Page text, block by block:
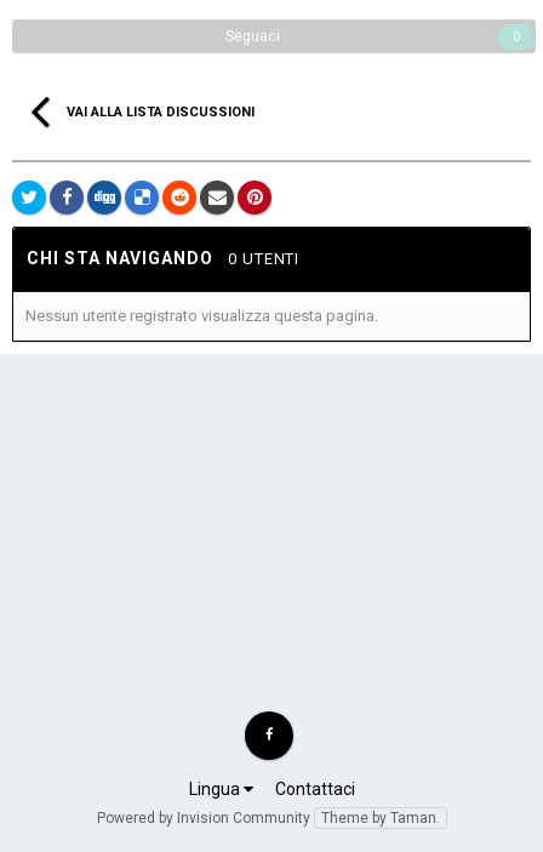
Seguaci 0
VAI ALLA LISTA DISCUSSIONI
CHI STA NAVIGANDO 0 UTENTI
Nessun utente registrato visualizza questa pagina.
Lingua Contattaci
Powered by Invision Community Theme by Taman.